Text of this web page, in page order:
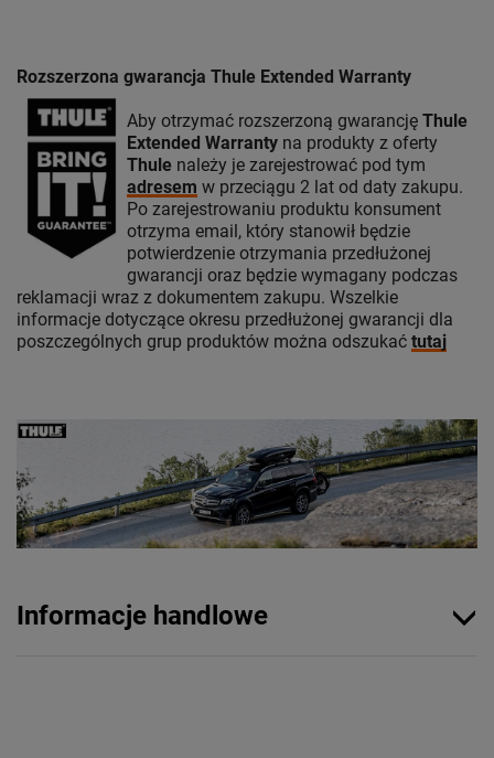
Rozszerzona gwarancja Thule Extended Warranty
Aby otrzymać rozszerzoną gwarancję Thule
Extended Warranty na produkty z oferty
Thule należy je zarejestrować pod tym
adresem w przeciągu 2 lat od daty zakupu.
Po zarejestrowaniu produktu konsument
otrzyma email, który stanowił będzie
potwierdzenie otrzymania przedłużonej
gwarancji oraz będzie wymagany podczas
reklamacji wraz z dokumentem zakupu. Wszelkie
informacje dotyczące okresu przedłużonej gwarancji dla
poszczególnych grup produktów można odszukać tutaj
Informacje handlowe